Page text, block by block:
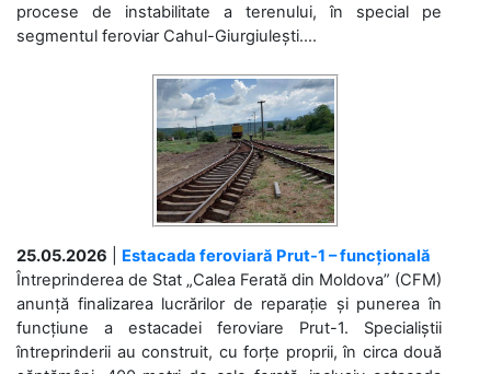
procese de instabilitate a terenului, în special pe
segmentul feroviar Cahul-Giurgiulești....
25.05.2026
Estacada feroviară Prut-1 – funcțională
Întreprinderea de Stat „Calea Ferată din Moldova” (CFM)
anunță finalizarea lucrărilor de reparație și punerea în
funcțiune a estacadei feroviare Prut-1. Specialiștii
întreprinderii au construit, cu forțe proprii, în circa două